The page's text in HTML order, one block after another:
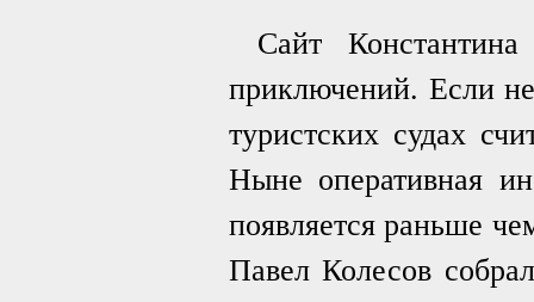
Сайт
приключений. Если
туристских судах
Ныне оперативная
появляется раньше
Павел Колесов